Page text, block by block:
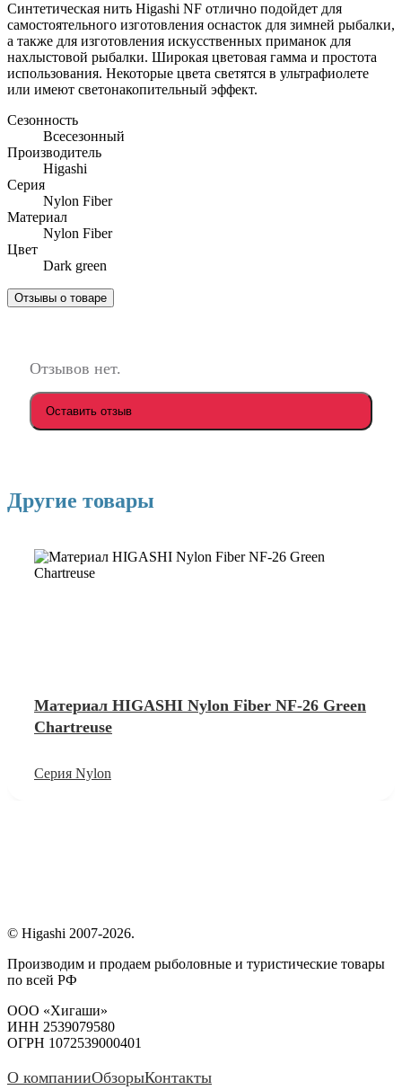
Синтетическая нить Higashi NF отлично подойдет для
самостоятельного изготовления оснасток для зимней рыбалки,
а также для изготовления искусственных приманок для
нахлыстовой рыбалки. Широкая цветовая гамма и простота
использования. Некоторые цвета светятся в ультрафиолете
или имеют светонакопительный эффект.
Сезонность
Всесезонный
Производитель
Higashi
Серия
Nylon Fiber
Материал
Nylon Fiber
Цвет
Dark green
Отзывы о товаре
Отзывов нет.
Оставить отзыв
Другие товары
Материал HIGASHI Nylon Fiber NF-26 Green
Chartreuse
Серия Nylon
© Higashi 2007-2026.
Производим и продаем рыболовные и туристические товары
по всей РФ
ООО «Хигаши»
ИНН 2539079580
ОГРН 1072539000401
О компанииОбзорыКонтакты